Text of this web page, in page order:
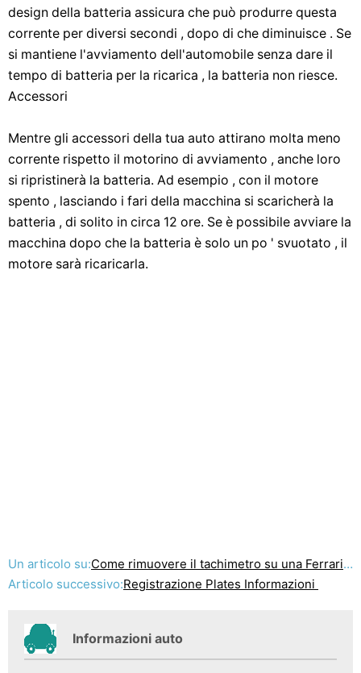
design della batteria assicura che può produrre questa
corrente per diversi secondi , dopo di che diminuisce . Se
si mantiene l'avviamento dell'automobile senza dare il
tempo di batteria per la ricarica , la batteria non riesce.
Accessori
Mentre gli accessori della tua auto attirano molta meno
corrente rispetto il motorino di avviamento , anche loro
si ripristinerà la batteria. Ad esempio , con il motore
spento , lasciando i fari della macchina si scaricherà la
batteria , di solito in circa 12 ore. Se è possibile avviare la
macchina dopo che la batteria è solo un po ' svuotato , il
motore sarà ricaricarla.
Un articolo su:Come rimuovere il tachimetro su una Ferrari 328
Articolo successivo:Registrazione Plates Informazioni
Informazioni auto